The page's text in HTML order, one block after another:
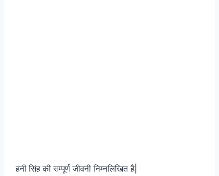
हनी सिंह की सम्पूर्ण जीवनी निम्नलिखित है|